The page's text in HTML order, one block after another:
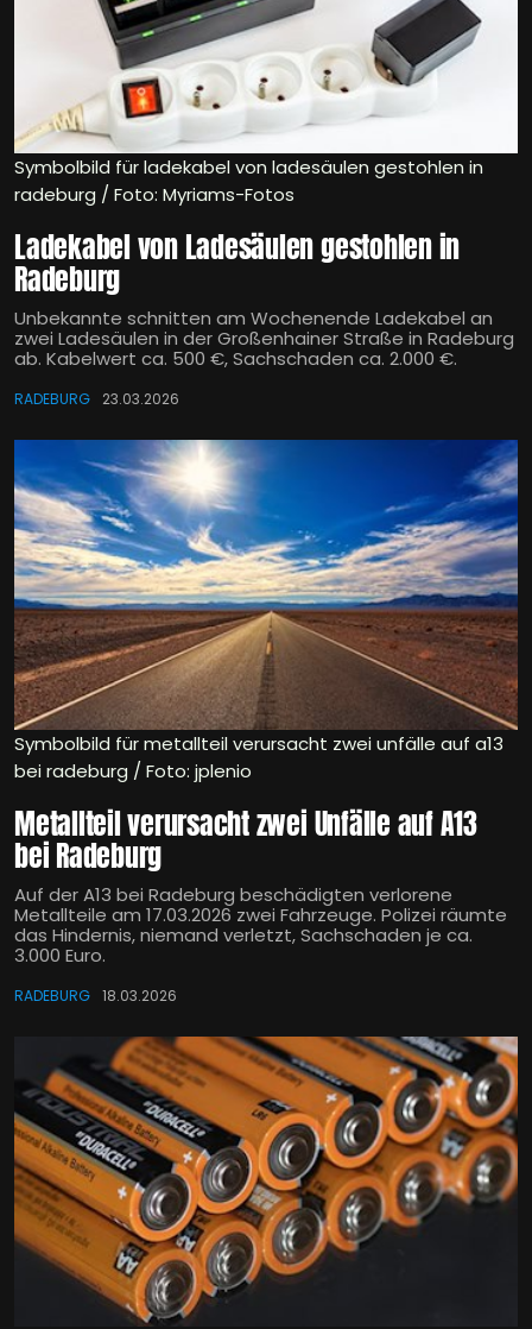
Symbolbild für ladekabel von ladesäulen gestohlen in
radeburg / Foto: Myriams-Fotos
Ladekabel von Ladesäulen gestohlen in
Radeburg
Unbekannte schnitten am Wochenende Ladekabel an
zwei Ladesäulen in der Großenhainer Straße in Radeburg
ab. Kabelwert ca. 500 €, Sachschaden ca. 2.000 €.
RADEBURG 23.03.2026
Symbolbild für metallteil verursacht zwei unfälle auf a13
bei radeburg / Foto: jplenio
Metallteil verursacht zwei Unfälle auf A13
bei Radeburg
Auf der A13 bei Radeburg beschädigten verlorene
Metallteile am 17.03.2026 zwei Fahrzeuge. Polizei räumte
das Hindernis, niemand verletzt, Sachschaden je ca.
3.000 Euro.
RADEBURG 18.03.2026